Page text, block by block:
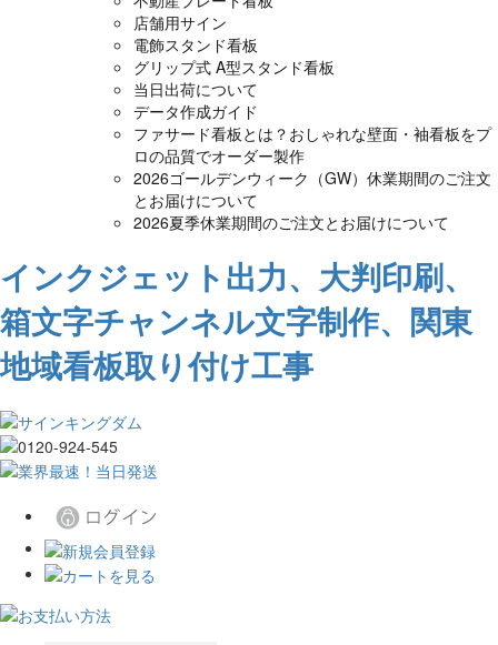
店舗用サイン
電飾スタンド看板
グリップ式 A型スタンド看板
当日出荷について
データ作成ガイド
ファサード看板とは？おしゃれな壁面・袖看板をプ
ロの品質でオーダー製作
2026ゴールデンウィーク（GW）休業期間のご注文
とお届けについて
2026夏季休業期間のご注文とお届けについて
インクジェット出力、大判印刷、
箱文字チャンネル文字制作、関東
地域看板取り付け工事